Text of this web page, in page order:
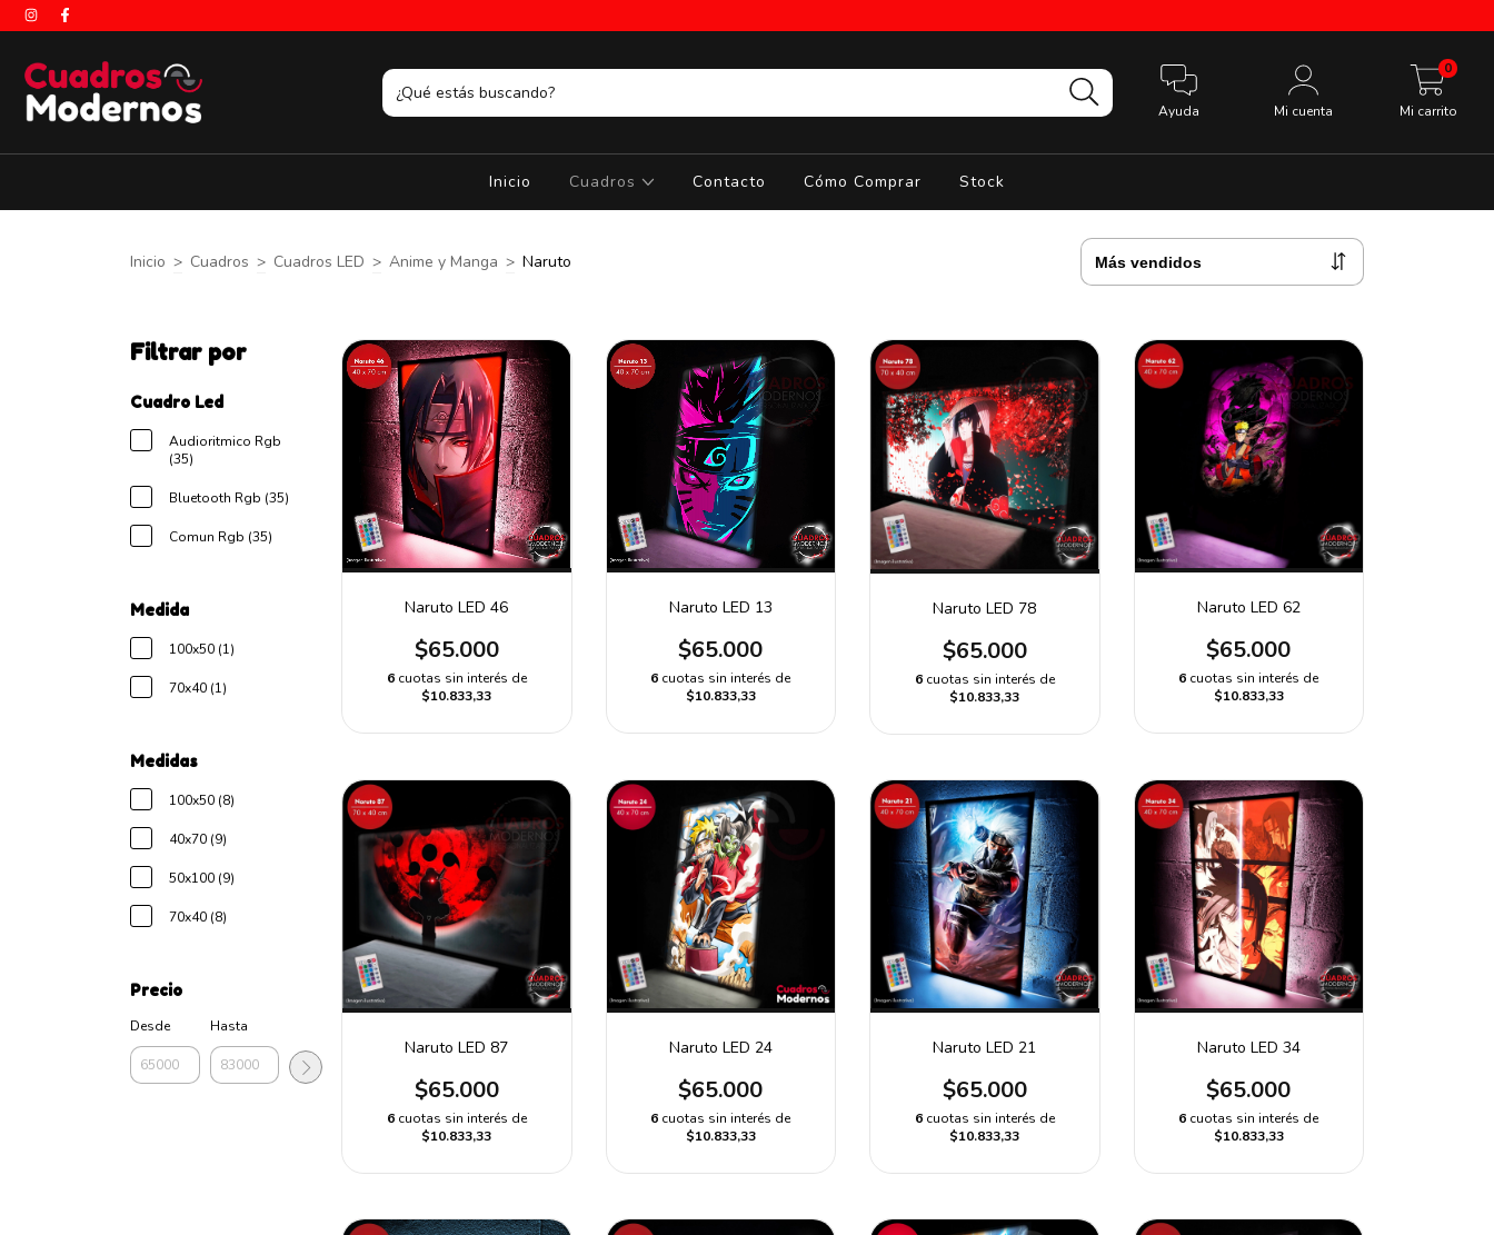
Ayuda Mi cuenta Mi carrito
0
Inicio Cuadros Contacto Cómo Comprar Stock
Inicio > Cuadros > Cuadros LED > Anime y Manga > Naruto
Filtrar por
Cuadro Led
Audioritmico Rgb
(35)
Bluetooth Rgb (35)
Comun Rgb (35)
Medida
100x50 (1)
70x40 (1)
Medidas
100x50 (8)
40x70 (9)
50x100 (9)
70x40 (8)
Precio
Desde Hasta
Naruto LED 46
$65.000
6 cuotas sin interés de
$10.833,33
Naruto LED 13
$65.000
6 cuotas sin interés de
$10.833,33
Naruto LED 78
$65.000
6 cuotas sin interés de
$10.833,33
Naruto LED 62
$65.000
6 cuotas sin interés de
$10.833,33
Naruto LED 87
$65.000
6 cuotas sin interés de
$10.833,33
Naruto LED 24
$65.000
6 cuotas sin interés de
$10.833,33
Naruto LED 21
$65.000
6 cuotas sin interés de
$10.833,33
Naruto LED 34
$65.000
6 cuotas sin interés de
$10.833,33